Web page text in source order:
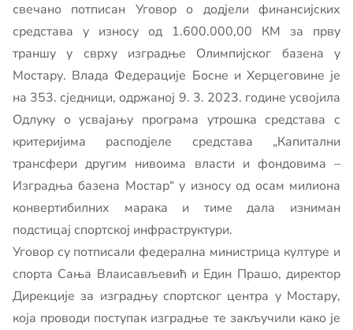
свечано потписан Уговор о додјели финансијских
средстава у износу од 1.600.000,00 КМ за прву
траншу у сврху изградње Олимпијског базена у
Мостару. Влада Федерације Босне и Херцеговине је
на 353. сједници, одржаној 9. 3. 2023. године усвојила
Одлуку о усвајању програма утрошка средстава с
критеријима расподјеле средстава „Капитални
трансфери другим нивоима власти и фондовима –
Изградња базена Мостар“ у износу од осам милиона
конвертибилних марака и тиме дала изниман
подстицај спортској инфраструктури.
Уговор су потписали федерална министрица културе и
спорта Сања Влаисављевић и Един Прашо, директор
Дирекције за изградњу спортског центра у Мостару,
која проводи поступак изградње те закључили како је